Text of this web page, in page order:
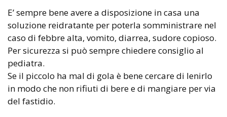
E’ sempre bene avere a disposizione in casa una
soluzione reidratante per poterla somministrare nel
caso di febbre alta, vomito, diarrea, sudore copioso.
Per sicurezza si può sempre chiedere consiglio al
pediatra.
Se il piccolo ha mal di gola è bene cercare di lenirlo
in modo che non rifiuti di bere e di mangiare per via
del fastidio.